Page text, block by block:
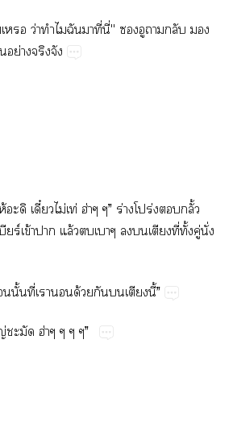
ว่​​​​ี่​ี่"​​​​​​
ย่​​
​ี๋ไม่​ท่​ฮ่”​ร่​ปร่​​ั้​
ร์​ข้​​ล้​​​​​​ี่​ั้​ู่​ั่​
​ี่​​​ด้​​​​ี้”
ฮ่”